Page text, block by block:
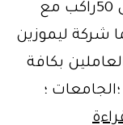
استئجر باص مرسيدس سياحى 50راكب مع
موديل (500-600) كما شركة ليموزين
بكافة
؛
مكتب